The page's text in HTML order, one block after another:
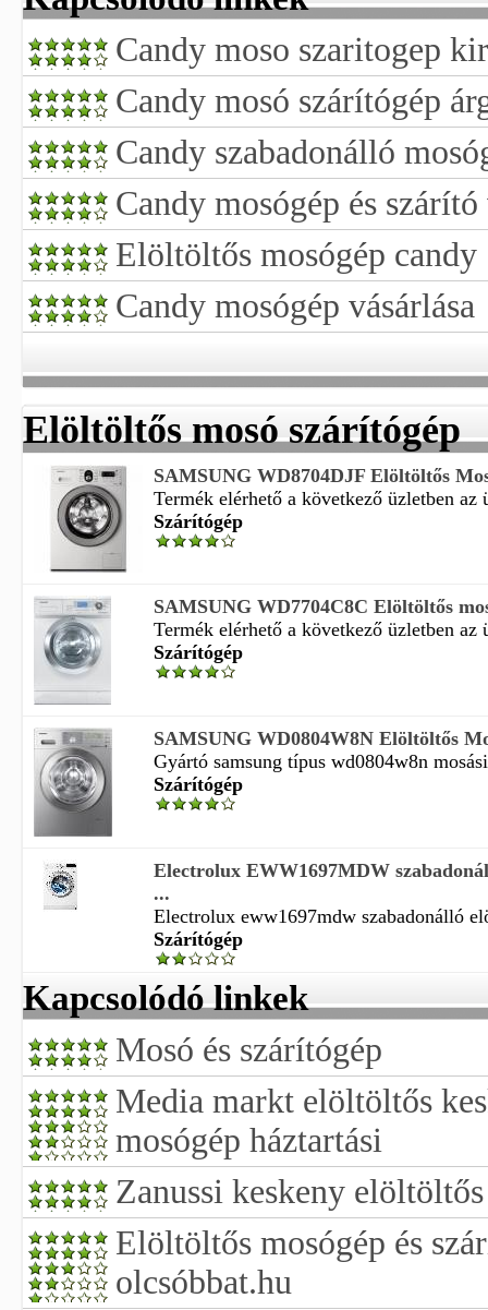
Candy moso szaritogep
Candy mosó szárítógép
Candy szabadonálló
Candy mosógép és
Elöltöltős mosógép candy
Candy mosógép vásárlása
Elöltöltős mosó szárítógép
SAMSUNG WD8704DJF Elöltöltős
Termék elérhető a következő üzletben az
Szárítógép
SAMSUNG WD7704C8C Elöltöltős
Termék elérhető a következő üzletben az
Szárítógép
SAMSUNG WD0804W8N Elöltöltős
Gyártó samsung típus wd0804w8n
Szárítógép
Electrolux EWW1697MDW
...
Electrolux eww1697mdw szabadonálló
Szárítógép
Kapcsolódó linkek
Mosó és szárítógép
Media markt elöltöltős
mosógép háztartási
Zanussi keskeny
Elöltöltős mosógép és
olcsóbbat.hu